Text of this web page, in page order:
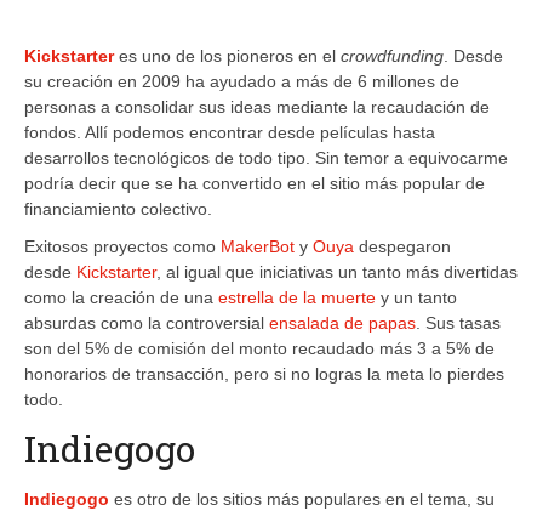
Kickstarteres uno de los pioneros en el crowdfunding. Desde
su creación en 2009 ha ayudado a más de 6 millones de
personas a consolidar sus ideas mediante la recaudación de
fondos. Allí podemos encontrar desde películas hasta
desarrollos tecnológicos de todo tipo. Sin temor a equivocarme
podría decir que se ha convertido en el sitio más popular de
financiamiento colectivo.
Exitosos proyectos como MakerBot y Ouya despegaron
desde Kickstarter, al igual que iniciativas un tanto más divertidas
como la creación de una estrella de la muerte y un tanto
absurdas como la controversial ensalada de papas. Sus tasas
son del 5% de comisión del monto recaudado más 3 a 5% de
honorarios de transacción, pero si no logras la meta lo pierdes
todo.
Indiegogo
Indiegogo es otro de los sitios más populares en el tema, su